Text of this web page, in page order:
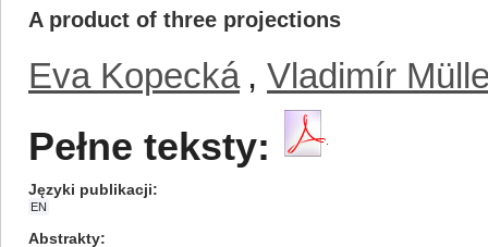
A product of three projections
Eva Kopecká , Vladimír
Pełne teksty:
Języki publikacji
EN
Abstrakty